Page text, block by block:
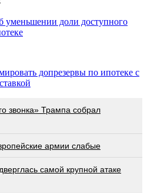
уменьшении доли доступного
допрезервы по ипотеке с
звонка» Трампа собрал
армии слабые
самой крупной атаке